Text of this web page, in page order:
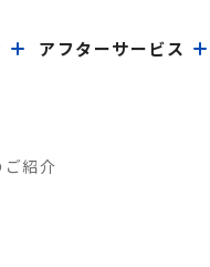
アフターサービス
紹介